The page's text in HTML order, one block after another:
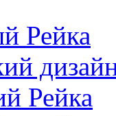
Рейка
Рейка